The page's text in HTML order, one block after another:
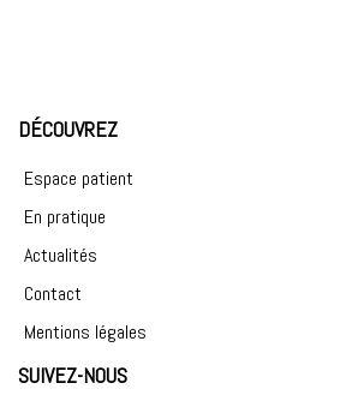
DÉCOUVREZ
Espace patient
En pratique
Actualités
Contact
Mentions légales
SUIVEZ-NOUS